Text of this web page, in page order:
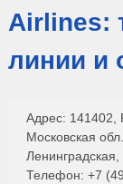
Airlines:
линии и
Адрес: 141402,
Московская
Ленинградская,
Телефон: +7